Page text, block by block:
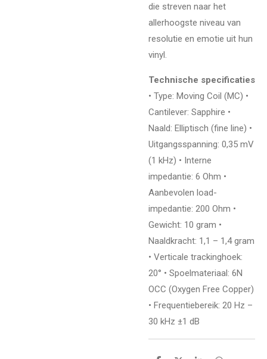
die streven naar het
allerhoogste niveau van
resolutie en emotie uit hun
vinyl.
Technische specificaties
• Type: Moving Coil (MC) •
Cantilever: Sapphire •
Naald: Elliptisch (fine line) •
Uitgangsspanning: 0,35 mV
(1 kHz) • Interne
impedantie: 6 Ohm •
Aanbevolen load-
impedantie: 200 Ohm •
Gewicht: 10 gram •
Naaldkracht: 1,1 – 1,4 gram
• Verticale trackinghoek:
20° • Spoelmateriaal: 6N
OCC (Oxygen Free Copper)
• Frequentiebereik: 20 Hz –
30 kHz ±1 dB